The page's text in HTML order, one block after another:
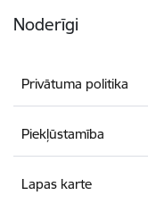
Noderīgi
Privātuma politika
Piekļūstamība
Lapas karte